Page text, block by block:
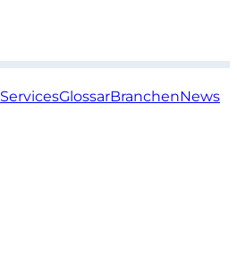
ServicesGlossarBranchenNews